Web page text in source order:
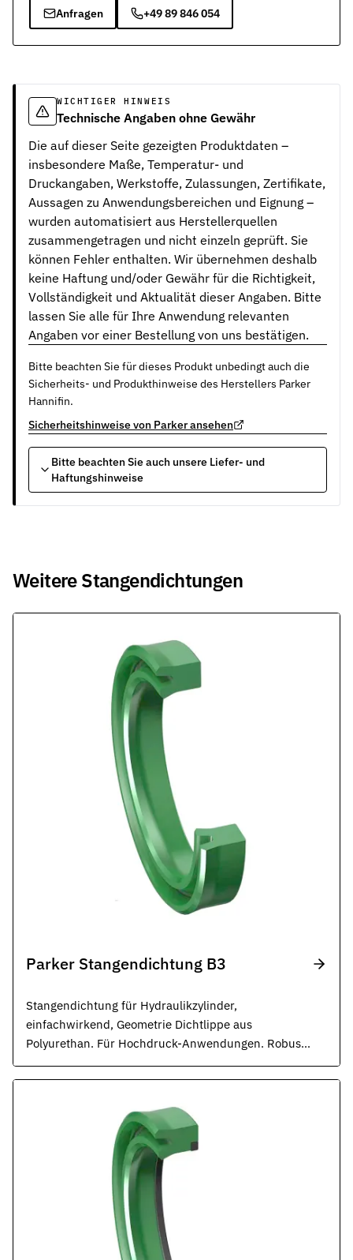
Anfragen +49 89 846 054
WICHTIGER HINWEIS
Technische Angaben ohne Gewähr
Die auf dieser Seite gezeigten Produktdaten –
insbesondere Maße, Temperatur- und
Druckangaben, Werkstoffe, Zulassungen, Zertifikate,
Aussagen zu Anwendungsbereichen und Eignung –
wurden automatisiert aus Herstellerquellen
zusammengetragen und nicht einzeln geprüft. Sie
können Fehler enthalten. Wir übernehmen deshalb
keine Haftung und/oder Gewähr für die Richtigkeit,
Vollständigkeit und Aktualität dieser Angaben. Bitte
lassen Sie alle für Ihre Anwendung relevanten
Angaben vor einer Bestellung von uns bestätigen.
Bitte beachten Sie für dieses Produkt unbedingt auch die
Sicherheits- und Produkthinweise des Herstellers Parker
Hannifin.
Sicherheitshinweise von Parker ansehen
Bitte beachten Sie auch unsere Liefer- und
Haftungshinweise
Weitere Stangendichtungen
Parker Stangendichtung B3
Stangendichtung für Hydraulikzylinder,
einfachwirkend, Geometrie Dichtlippe aus
Polyurethan. Für Hochdruck-Anwendungen. Robuste
Dichtung für rauste Betriebsbedingungen. ISO 5597,
ISO 6020.